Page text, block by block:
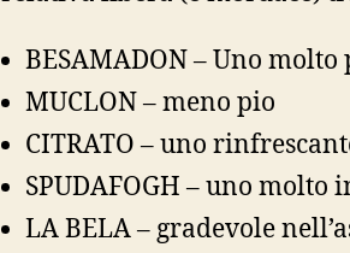
BESAMADON – Uno molto
MUCLON – meno pio
CITRATO – uno
SPUDAFOGH – uno molto
LA BELA – gradevole